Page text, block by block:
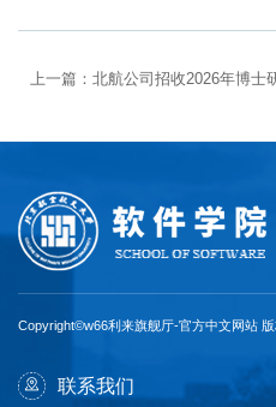
上一篇： 北航公司招收2026年博士
Copyright©w66利来旗舰厅-官方中文网站
联系我们